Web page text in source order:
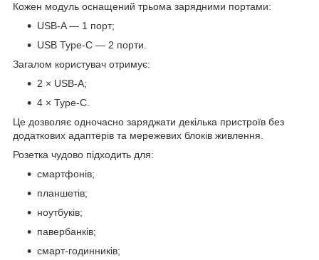
Кожен модуль оснащений трьома зарядними портами:
USB-A — 1 порт;
USB Type-C — 2 порти.
Загалом користувач отримує:
2 × USB-A;
4 × Type-C.
Це дозволяє одночасно заряджати декілька пристроїв без
додаткових адаптерів та мережевих блоків живлення.
Розетка чудово підходить для:
смартфонів;
планшетів;
ноутбуків;
павербанків;
смарт-годинників;